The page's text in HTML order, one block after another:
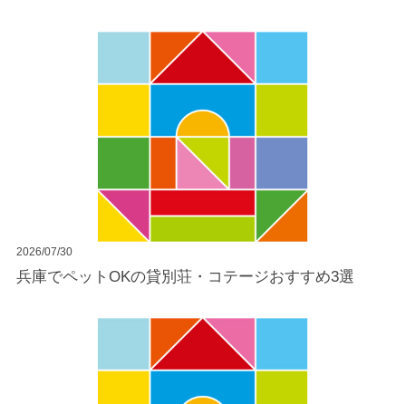
2026/07/30
兵庫でペットOKの貸別荘・コテージおすすめ3選